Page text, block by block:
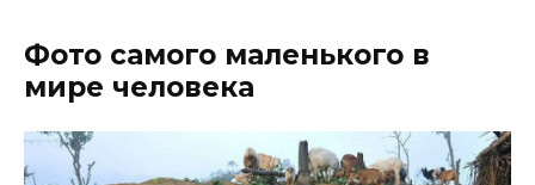
Фото самого маленького в
мире человека